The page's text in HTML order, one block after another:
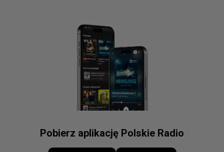
Pobierz aplikację Polskie Radio